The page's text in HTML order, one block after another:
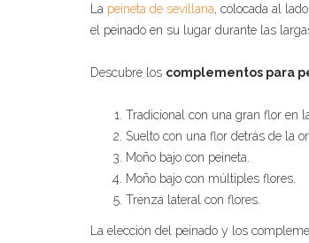
La peineta de sevillana, colocada al
el peinado en su lugar durante las
Descubre los complementos para
Tradicional con una gran flor en
Suelto con una flor detrás de la
Moño bajo con peineta.
Moño bajo con múltiples flores.
Trenza lateral con flores.
La elección del peinado y los